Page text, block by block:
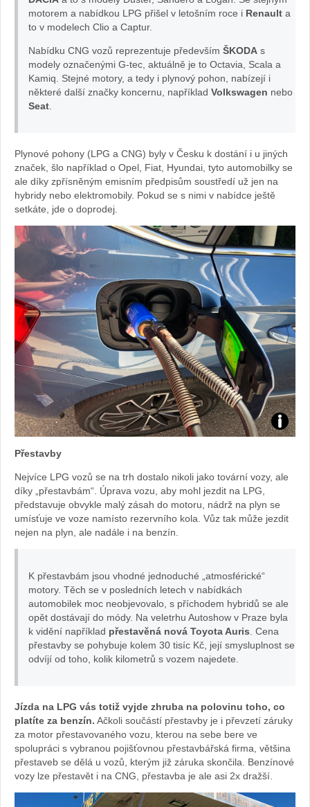
motorem a nabídkou LPG přišel v letošním roce i Renault a
to v modelech Clio a Captur.
Nabídku CNG vozů reprezentuje především ŠKODA s
modely označenými G-tec, aktuálně je to Octavia, Scala a
Kamiq. Stejné motory, a tedy i plynový pohon, nabízejí i
některé další značky koncernu, například Volkswagen nebo
Seat.
Plynové pohony (LPG a CNG) byly v Česku k dostání i u jiných
značek, šlo například o Opel, Fiat, Hyundai, tyto automobilky se
ale díky zpřísněným emisním předpisům soustředí už jen na
hybridy nebo elektromobily. Pokud se s nimi v nabídce ještě
setkáte, jde o doprodej.
Foto:
Přestavby
Nejvíce LPG vozů se na trh dostalo nikoli jako tovární vozy, ale
díky „přestavbám“. Úprava vozu, aby mohl jezdit na LPG,
představuje obvykle malý zásah do motoru, nádrž na plyn se
umísťuje ve voze namísto rezervního kola. Vůz tak může jezdit
nejen na plyn, ale nadále i na benzín.
K přestavbám jsou vhodné jednoduché „atmosférické“
motory. Těch se v posledních letech v nabídkách
automobilek moc neobjevovalo, s příchodem hybridů se ale
opět dostávají do módy. Na veletrhu Autoshow v Praze byla
k vidění například přestavěná nová Toyota Auris . Cena
přestavby se pohybuje kolem 30 tisíc Kč, její smysluplnost se
odvíjí od toho, kolik kilometrů s vozem najedete.
Jízda na LPG vás totiž vyjde zhruba na polovinu toho, co
platíte za benzín. Ačkoli součástí přestavby je i převzetí záruky
za motor přestavovaného vozu, kterou na sebe bere ve
spolupráci s vybranou pojišťovnou přestavbářská firma, většina
přestaveb se dělá u vozů, kterým již záruka skončila. Benzínové
vozy lze přestavět i na CNG, přestavba je ale asi 2x dražší.